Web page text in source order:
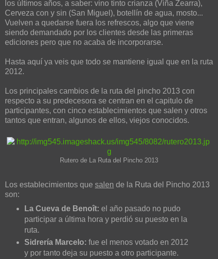
los últimos años, a saber: vino tinto crianza (Viña Zearra),
Cerveza con y sin (San Miguel), botellín de agua, mosto...
Vuelven a quedarse fuera los refrescos, algo que viene
siendo demandado por los clientes desde las primeras
ediciones pero que no acaba de incorporarse.
Hasta aquí ya veis que todo se mantiene igual que en la ruta
2012.
Los principales cambios de la ruta del pincho 2013 con
respecto a su predecesora se centran en el capitulo de
participantes, con cinco establecimientos que salen y otros
tantos que entran, algunos de ellos, viejos conocidos.
Rutero de La Ruta del Pincho 2013
Los establecimientos que salen de la Ruta del Pincho 2013
son:
La Cueva de Benoît: el año pasado no pudo
participar a última hora y perdió su puesto en la
ruta.
Sidrería Marcelo: fue el menos votado en 2012
y por tanto deja su puesto a otro participante.